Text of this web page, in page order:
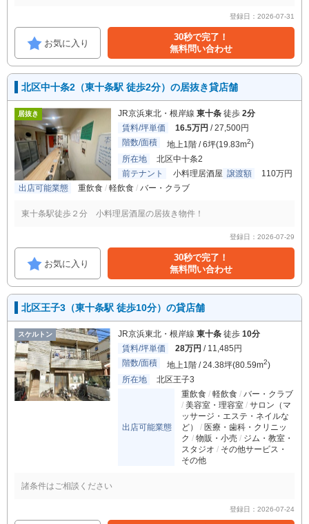
登録日：2026-07-31
お気に入り
30秒で完了！
無料問い合わせ
北区中十条2（東十条駅 徒歩2分）の居抜き貸店舗
居抜き JR京浜東北・根岸線 東十条 徒歩 2分
賃料/坪単価
16.5万円 / 27,500円
階数/面積
地上1階 / 6坪(19.83m2)
所在地
北区中十条2
前テナント
小料理居酒屋 譲渡額
110万円
出店可能業態
重飲食 軽飲食 バー・クラブ
東十条駅徒歩２分 小料理居酒屋の居抜き物件！
登録日：2026-07-29
お気に入り
30秒で完了！
無料問い合わせ
北区王子3（東十条駅 徒歩10分）の貸店舗
スケルトン JR京浜東北・根岸線 東十条 徒歩 10分
賃料/坪単価
28万円 / 11,485円
階数/面積
地上1階 / 24.38坪(80.59m2)
所在地
北区王子3
出店可能業態
重飲食 軽飲食
バー・クラブ
美容室・理容室
サロン（マ
ッサージ・エステ・ネイルな
ど）
医療・歯科・クリニッ
ク
物販・小売
ジム・教室・
スタジオ
その他サービス・
その他
諸条件はご相談ください
登録日：2026-07-24